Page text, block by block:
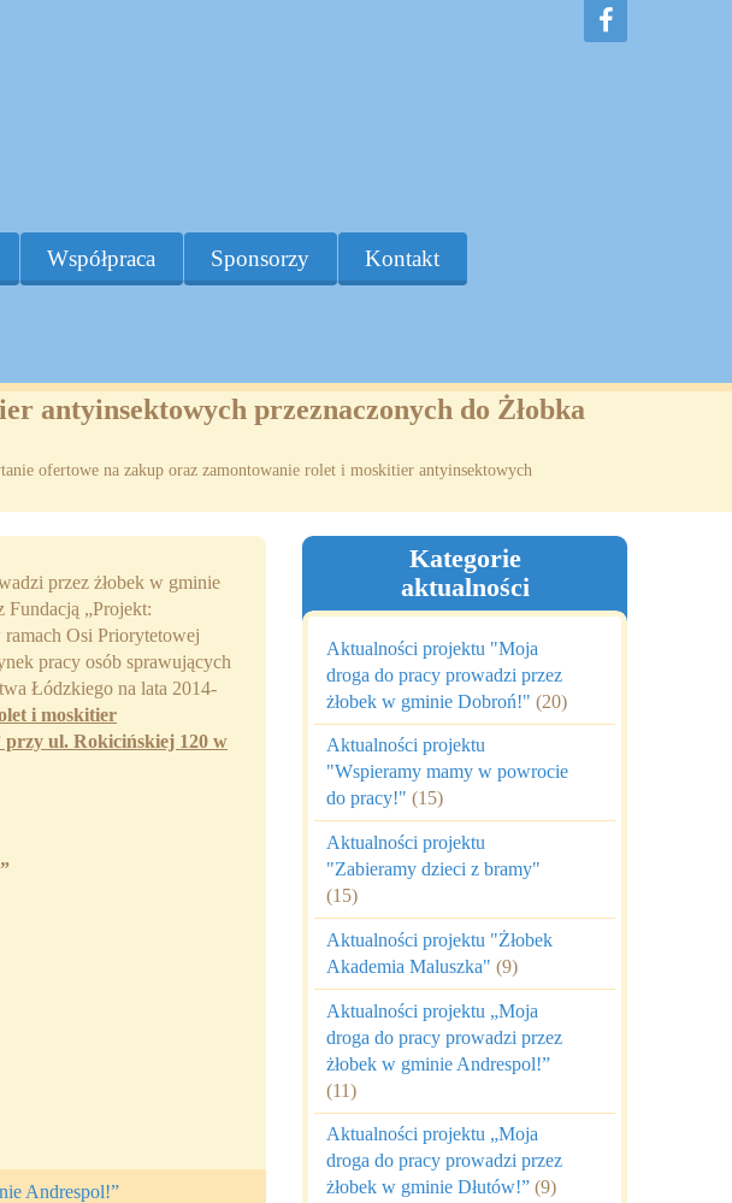
Współpraca Sponsorzy Kontakt
antyinsektowych przeznaczonych do Żłobka
ofertowe na zakup oraz zamontowanie rolet i moskitier antyinsektowych
przez żłobek w gminie
„Projekt:
Osi Priorytetowej
pracy osób sprawujących
Łódzkiego na lata 2014-
i moskitier
przy ul. Rokicińskiej 120 w
Andrespol!”
Kategorie
aktualności
Aktualności projektu "Moja
droga do pracy prowadzi przez
żłobek w gminie Dobroń!" (20)
Aktualności projektu
"Wspieramy mamy w powrocie
do pracy!" (15)
Aktualności projektu
"Zabieramy dzieci z bramy"
(15)
Aktualności projektu "Żłobek
Akademia Maluszka" (9)
Aktualności projektu „Moja
droga do pracy prowadzi przez
żłobek w gminie Andrespol!”
(11)
Aktualności projektu „Moja
droga do pracy prowadzi przez
żłobek w gminie Dłutów!” (9)